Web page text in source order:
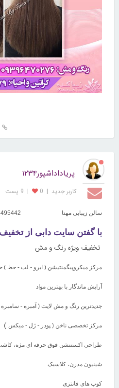
پریاداداشپور۱۲۳۴
کاربر جديد |
0
| 9 پست
سالن زیبایی مهتا
با گفتن سایت دابی از
تخفیف ویژه رنگ و مش
مرکز میکروپیگمنتیشن ( ابرو - لب - خط )
آرایش ماندگار با بهترین مواد
جدیدترین رنگ و مش لایت ( آمبره - سامبره
مرکز تخصصی ناخن ( پودر - ژل - میکس )
طراحی اکستنشن فوق حرفه ای مژه، کاشت
شینیون مدرن، کلاسیک
کوپ های فانتزی